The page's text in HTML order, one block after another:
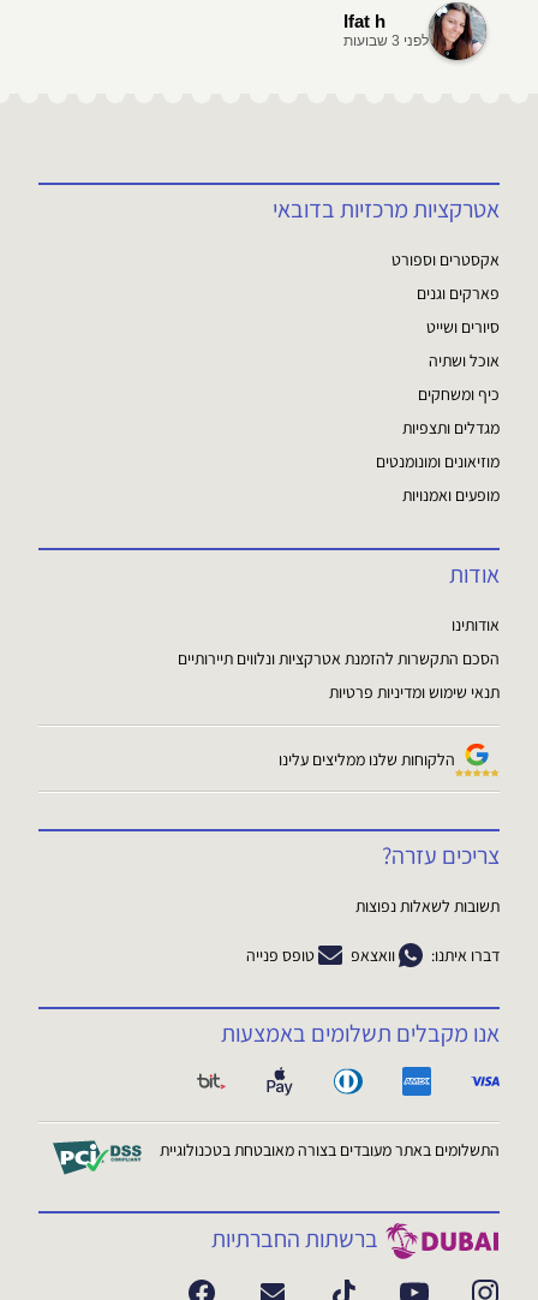
Ifat h
לפני 3 שבועות
אטרקציות מרכזיות בדובאי
אקסטרים וספורט
פארקים וגנים
סיורים ושייט
אוכל ושתיה
כיף ומשחקים
מגדלים ותצפיות
מוזיאונים ומונומנטים
מופעים ואמנויות
אודות
אודותינו
הסכם התקשרות להזמנת אטרקציות ונלווים תיירותיים
תנאי שימוש ומדיניות פרטיות
הלקוחות שלנו ממליצים עלינו
צריכים עזרה?
תשובות לשאלות נפוצות
דברו איתנו: וואצאפ טופס פנייה
אנו מקבלים תשלומים באמצעות
התשלומים באתר מעובדים בצורה מאובטחת בטכנולוגיית
ברשתות החברתיות